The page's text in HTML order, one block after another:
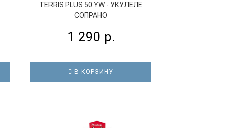
TERRIS PLUS 50 YW - УКУЛЕЛЕ
СОПРАНО
1 290 р.
В КОРЗИНУ